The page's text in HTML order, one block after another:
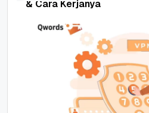
& Cara Kerjanya